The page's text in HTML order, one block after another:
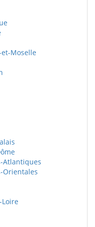
Moselle
Atlantiques
Orientales